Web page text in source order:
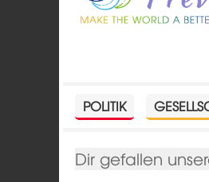
POLITIK
Dir gefallen